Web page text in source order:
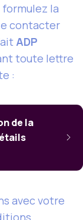
la
contacter
ADP
toute lettre
:
de la
avec votre